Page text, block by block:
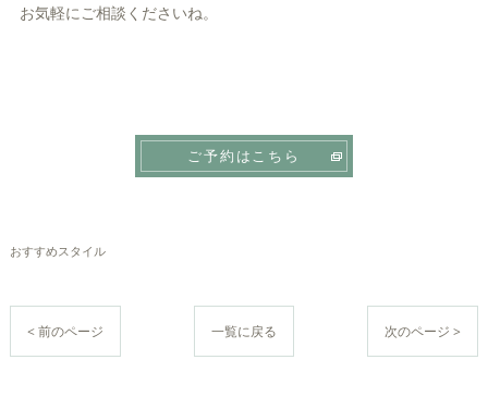
お気軽にご相談くださいね。
ご予約はこちら
おすすめスタイル
< 前のページ 一覧に戻る 次のページ >